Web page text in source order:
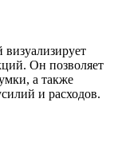
Он позволяет
а также
и расходов.